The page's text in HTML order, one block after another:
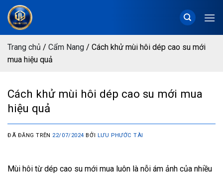
Chuyển
đến
dungTrang chủ / Cẩm Nang / Cách khử mùi hôi dép cao su mới
mua hiệu quả
Cách khử mùi hôi dép cao su mới mua
hiệu quả
ĐÃ ĐĂNG TRÊN 22/07/2024 BỞI LƯU PHƯỚC TÀI
Mùi hôi từ dép cao su mới mua luôn là nỗi ám ảnh của nhiều